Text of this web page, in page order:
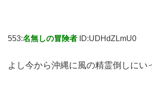
553:名無しの冒険者 ID:UDHdZLmU0
よし今から沖縄に風の精霊倒しにい